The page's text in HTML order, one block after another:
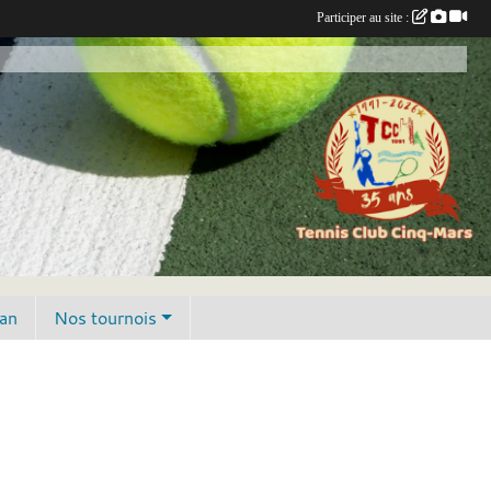
Nos tournois
Participer au site :